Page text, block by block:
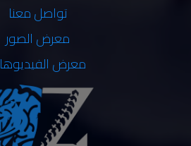
تواصل معنا
معرض الصور
معرض الفيديوهات